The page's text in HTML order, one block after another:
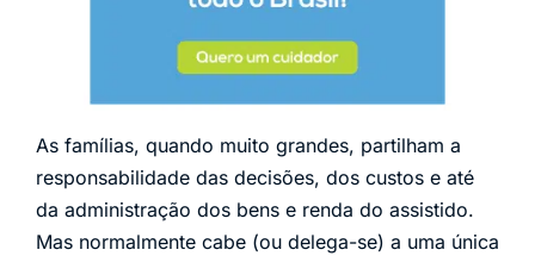
As famílias, quando muito grandes, partilham a
responsabilidade das decisões, dos custos e até
da administração dos bens e renda do assistido.
Mas normalmente cabe (ou delega-se) a uma única